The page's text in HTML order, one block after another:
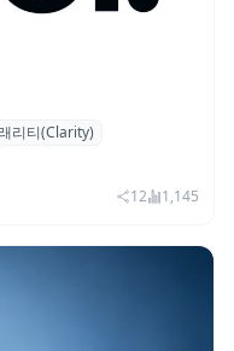
ARR 15억 달러
리티(Clarity)
12 1,145